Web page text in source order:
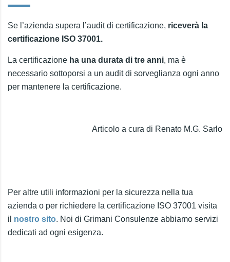
Se l’azienda supera l’audit di certificazione, riceverà la
certificazione ISO 37001.
La certificazione ha una durata di tre anni, ma è
necessario sottoporsi a un audit di sorveglianza ogni anno
per mantenere la certificazione.
Articolo a cura di Renato M.G. Sarlo
Per altre utili informazioni per la sicurezza nella tua
azienda o per richiedere la certificazione ISO 37001 visita
il nostro sito. Noi di Grimani Consulenze abbiamo servizi
dedicati ad ogni esigenza.